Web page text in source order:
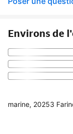
Environs de
marine, 20253